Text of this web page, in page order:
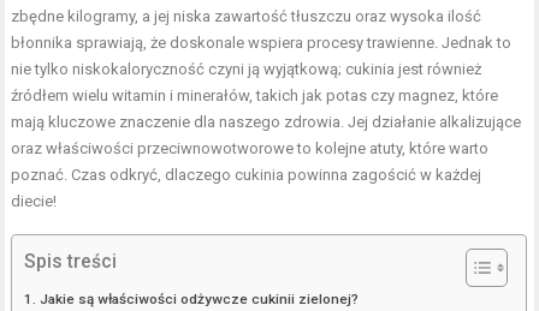
zbędne kilogramy, a jej niska zawartość tłuszczu oraz wysoka ilość
błonnika sprawiają, że doskonale wspiera procesy trawienne. Jednak to
nie tylko niskokaloryczność czyni ją wyjątkową; cukinia jest również
źródłem wielu witamin i minerałów, takich jak potas czy magnez, które
mają kluczowe znaczenie dla naszego zdrowia. Jej działanie alkalizujące
oraz właściwości przeciwnowotworowe to kolejne atuty, które warto
poznać. Czas odkryć, dlaczego cukinia powinna zagościć w każdej
diecie!
Spis treści
Jakie są właściwości odżywcze cukinii zielonej?